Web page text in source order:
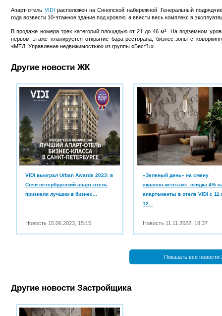
Апарт-отель VIDI расположен на Синопской набережной. Генеральный
года возвести 10-этажное здание под кровлю, а ввести весь комплекс в
В продаже номера трех категорий площадью от 21 до 46 м². На подземном
первом этаже планируется открытие бара-ресторана, бизнес-зоны с
«МТЛ. Управление недвижимостью» из группы «БестЪ».
Другие новости ЖК
VIDI выиграл Urban Awards 2023: в
Сочи петербургский апарт-отель
признали лучшим в бизнес...
Новость 15.06.2023 15:15
«Зеленый день» на смену
«красно-желтым»: скидка 4%
апартаменты в отеле VIDI с 11
12...
Новость 11.11.2022 18:37
Показать все
Другие новости Застройщика